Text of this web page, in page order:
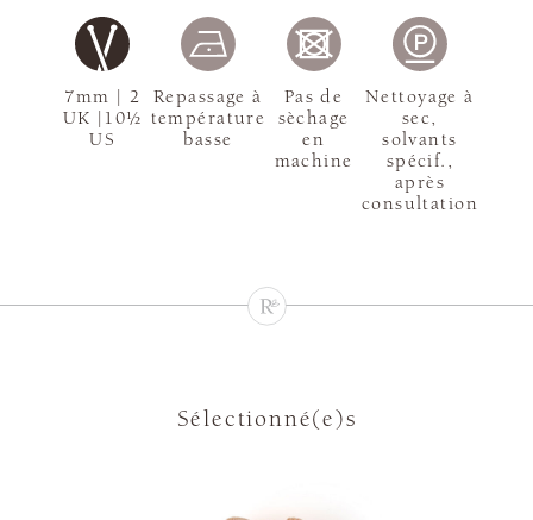
7mm | 2
UK |10½
US
Repassage à
température
basse
Pas de
sèchage
en
machine
Nettoyage à
sec,
solvants
spécif.,
après
consultation
Sélectionné(e)s